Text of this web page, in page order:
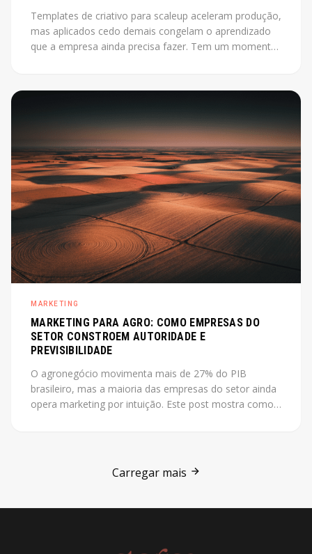
Templates de criativo para scaleup aceleram produção,
mas aplicados cedo demais congelam o aprendizado
que a empresa ainda precisa fazer. Tem um momento
montar um sistema, industrializar. Só que esse instinto,
a empresa ainda precisa descobrir.
MARKETING
MARKETING PARA AGRO: COMO EMPRESAS DO
SETOR CONSTROEM AUTORIDADE E
PREVISIBILIDADE
O agronegócio movimenta mais de 27% do PIB
brasileiro, mas a maioria das empresas do setor ainda
opera marketing por intuição. Este post mostra como
Carregar mais